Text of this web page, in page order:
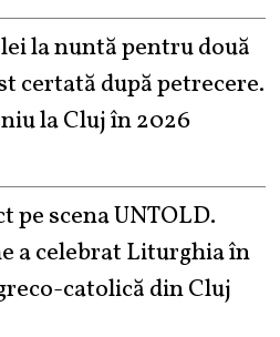
la nuntă pentru două
certată după petrecere.
la Cluj în 2026
pe scena UNTOLD.
a celebrat Liturghia în
catolică din Cluj